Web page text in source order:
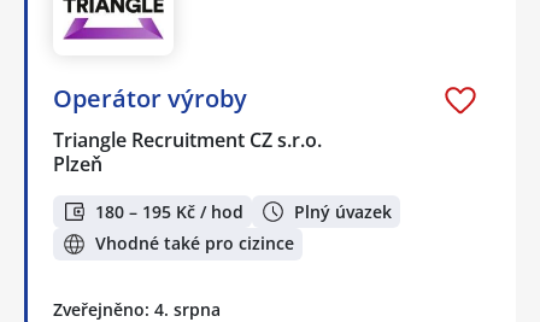
Operátor výroby
Triangle Recruitment CZ s.r.o.
Plzeň
180 – 195 Kč / hod
Plný úvazek
Vhodné také pro cizince
Zveřejněno: 4. srpna